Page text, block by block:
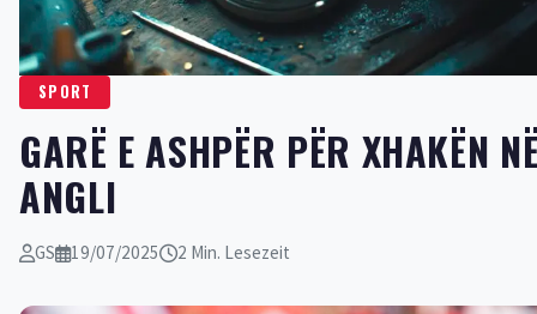
SPORT
GARË E ASHPËR PËR XHAKËN
ANGLI
GS 19/07/2025 2 Min. Lesezeit